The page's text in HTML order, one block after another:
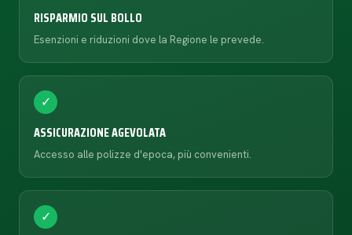
RISPARMIO SUL BOLLO
Esenzioni e riduzioni dove la Regione le prevede.
✓
ASSICURAZIONE AGEVOLATA
Accesso alle polizze d'epoca, più convenienti.
✓